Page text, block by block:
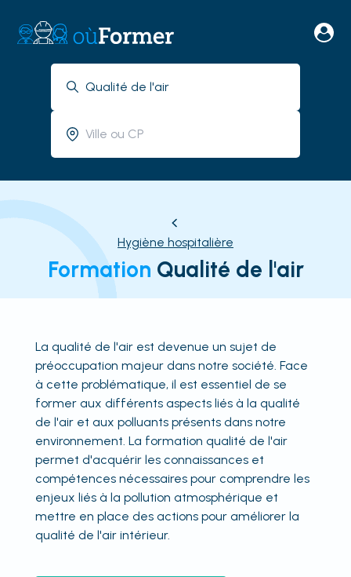
Hygiène hospitalière
Formation Qualité de l'air
La qualité de l'air est devenue un sujet de
préoccupation majeur dans notre société. Face
à cette problématique, il est essentiel de se
former aux différents aspects liés à la qualité
de l'air et aux polluants présents dans notre
environnement. La formation qualité de l'air
permet d'acquérir les connaissances et
compétences nécessaires pour comprendre les
enjeux liés à la pollution atmosphérique et
mettre en place des actions pour améliorer la
qualité de l'air intérieur.